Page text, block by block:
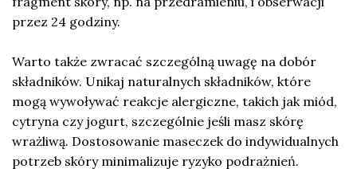
przez 24 godziny.
Warto także zwracać szczególną uwagę na dobór
składników. Unikaj naturalnych składników, które
mogą wywoływać reakcje alergiczne, takich jak miód,
cytryna czy jogurt, szczególnie jeśli masz skórę
wrażliwą. Dostosowanie maseczek do indywidualnych
potrzeb skóry minimalizuje ryzyko podrażnień.